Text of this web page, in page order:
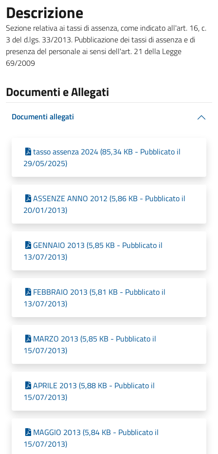
Descrizione
Sezione relativa ai tassi di assenza, come indicato all'art. 16, c.
3 del d.lgs. 33/2013. Pubblicazione dei tassi di assenza e di
presenza del personale ai sensi dell'art. 21 della Legge
69/2009
Documenti e Allegati
Documenti allegati
tasso assenza 2024 (85,34 KB - Pubblicato il
29/05/2025)
ASSENZE ANNO 2012 (5,86 KB - Pubblicato il
20/01/2013)
GENNAIO 2013 (5,85 KB - Pubblicato il
13/07/2013)
FEBBRAIO 2013 (5,81 KB - Pubblicato il
13/07/2013)
MARZO 2013 (5,85 KB - Pubblicato il
15/07/2013)
APRILE 2013 (5,88 KB - Pubblicato il
15/07/2013)
MAGGIO 2013 (5,84 KB - Pubblicato il
15/07/2013)